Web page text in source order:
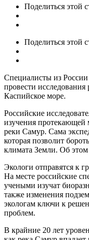
Поделиться этой
Поделиться этой
Специалисты из
провести
Каспийское море.
Российские
изучения протекающей
реки Самур. Сама
которая позволит
климата Земли. Об
Экологи отправятся к
На месте российские
учеными изучат
также изменения
экологам ключи к
проблем.
В крайние 20 лет